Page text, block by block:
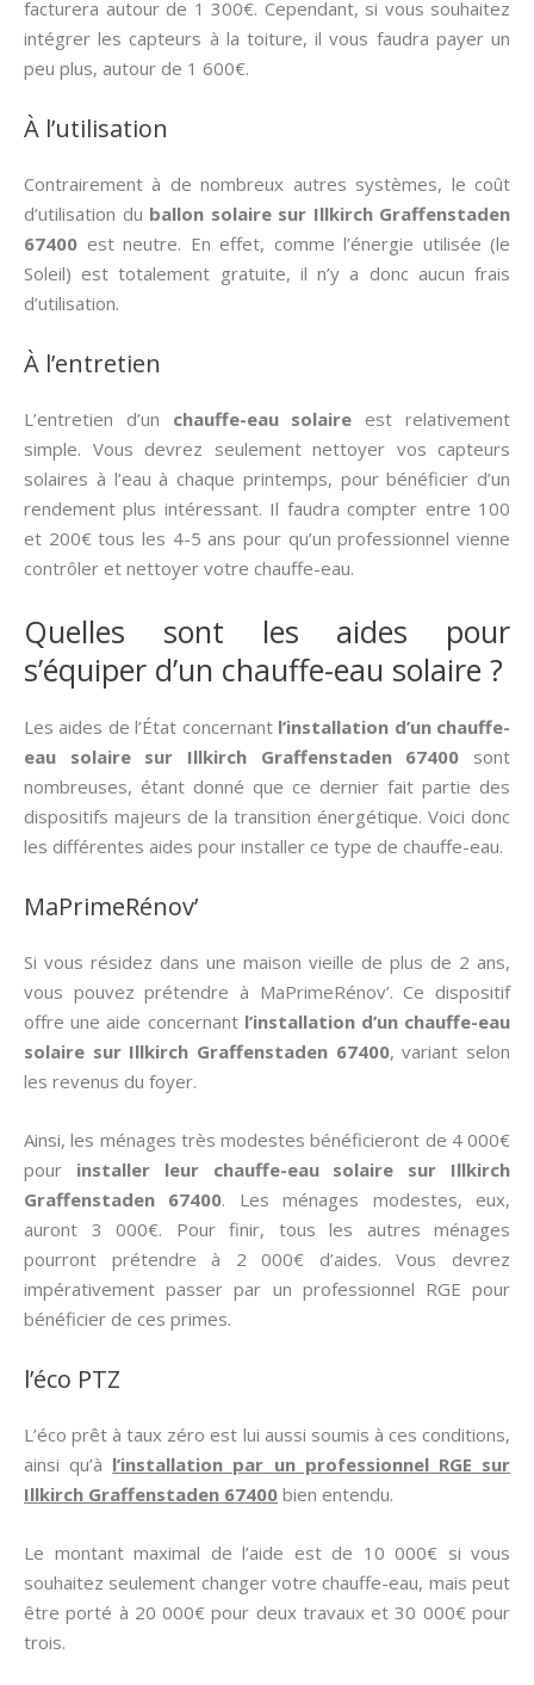
facturera autour de 1 300€. Cependant, si vous souhaitez
intégrer les capteurs à la toiture, il vous faudra payer un
peu plus, autour de 1 600€.
À l’utilisation
Contrairement à de nombreux autres systèmes, le coût
d’utilisation du ballon solaire sur Illkirch Graffenstaden
67400 est neutre. En effet, comme l’énergie utilisée (le
Soleil) est totalement gratuite, il n’y a donc aucun frais
d’utilisation.
À l’entretien
L’entretien d’un chauffe-eau solaire est relativement
simple. Vous devrez seulement nettoyer vos capteurs
solaires à l’eau à chaque printemps, pour bénéficier d’un
rendement plus intéressant. Il faudra compter entre 100
et 200€ tous les 4-5 ans pour qu’un professionnel vienne
contrôler et nettoyer votre chauffe-eau.
Quelles sont les aides pour
s’équiper d’un chauffe-eau solaire ?
Les aides de l’État concernant l’installation d’un chauffe-
eau solaire sur Illkirch Graffenstaden 67400 sont
nombreuses, étant donné que ce dernier fait partie des
dispositifs majeurs de la transition énergétique. Voici donc
les différentes aides pour installer ce type de chauffe-eau.
MaPrimeRénov’
Si vous résidez dans une maison vieille de plus de 2 ans,
vous pouvez prétendre à MaPrimeRénov’. Ce dispositif
offre une aide concernant l’installation d’un chauffe-eau
solaire sur Illkirch Graffenstaden 67400, variant selon
les revenus du foyer.
Ainsi, les ménages très modestes bénéficieront de 4 000€
pour installer leur chauffe-eau solaire sur Illkirch
Graffenstaden 67400. Les ménages modestes, eux,
auront 3 000€. Pour finir, tous les autres ménages
pourront prétendre à 2 000€ d’aides. Vous devrez
impérativement passer par un professionnel RGE pour
bénéficier de ces primes.
l’éco PTZ
L’éco prêt à taux zéro est lui aussi soumis à ces conditions,
ainsi qu’à l’installation par un professionnel RGE sur
Illkirch Graffenstaden 67400 bien entendu.
Le montant maximal de l’aide est de 10 000€ si vous
souhaitez seulement changer votre chauffe-eau, mais peut
être porté à 20 000€ pour deux travaux et 30 000€ pour
trois.